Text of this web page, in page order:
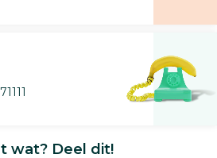
wat? Deel dit!